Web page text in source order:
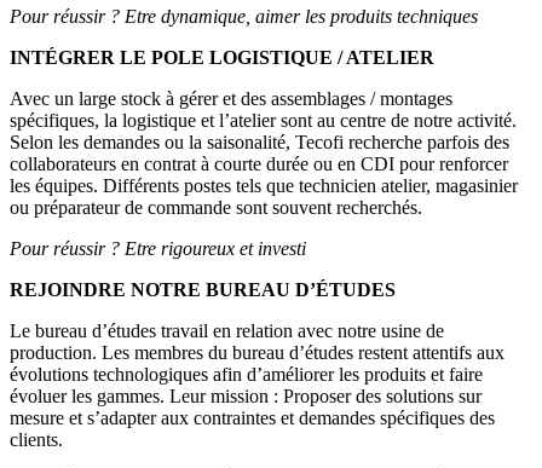
Pour réussir ? Etre dynamique, aimer les produits techniques
INTÉGRER LE POLE LOGISTIQUE / ATELIER
Avec un large stock à gérer et des assemblages / montages
spécifiques, la logistique et l’atelier sont au centre de notre activité.
Selon les demandes ou la saisonalité, Tecofi recherche parfois des
collaborateurs en contrat à courte durée ou en CDI pour renforcer
les équipes. Différents postes tels que technicien atelier, magasinier
ou préparateur de commande sont souvent recherchés.
Pour réussir ? Etre rigoureux et investi
REJOINDRE NOTRE BUREAU D’ÉTUDES
Le bureau d’études travail en relation avec notre usine de
production. Les membres du bureau d’études restent attentifs aux
évolutions technologiques afin d’améliorer les produits et faire
évoluer les gammes. Leur mission : Proposer des solutions sur
mesure et s’adapter aux contraintes et demandes spécifiques des
clients.